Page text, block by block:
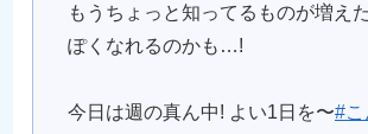
もうちょっと知ってるものが増え
ぽくなれるのかも…!
今日は週の真ん中! よい1日を〜#こ